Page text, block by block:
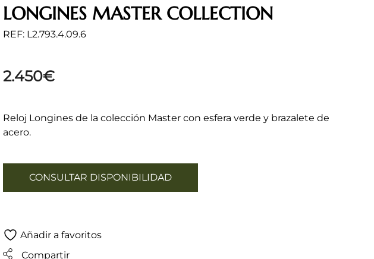
LONGINES MASTER COLLECTION
REF: L2.793.4.09.6
2.450€
Reloj Longines de la colección Master con esfera verde y brazalete de
acero.
CONSULTAR DISPONIBILIDAD
Añadir a favoritos
Compartir